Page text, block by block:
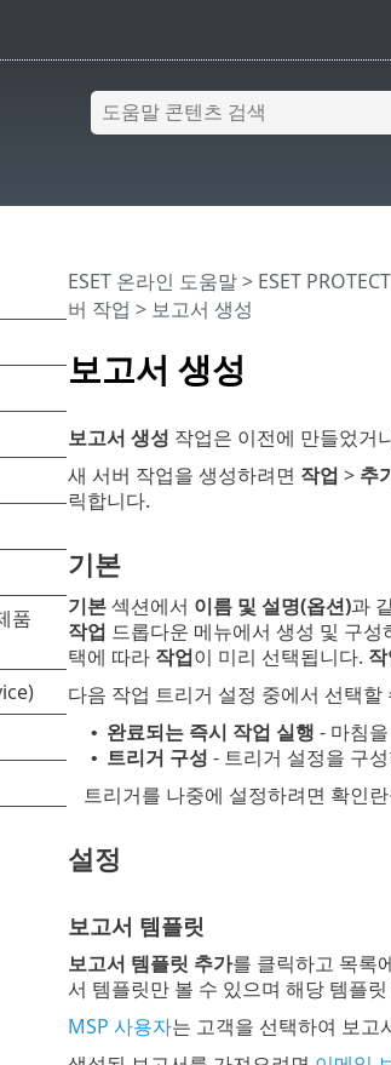
보고서 생성
ESET 온라인 도움말> ESET
버 작업 > 보고서 생성
보고서 생성 작업은 이전에 만들었거
새 서버 작업을 생성하려면 작업 > 추
릭합니다.
기본
기본섹션에서 이름 및 설명(옵션)과
작업 드롭다운 메뉴에서 생성 및 구
택에 따라 작업이 미리 선택됩니다.
다음 작업 트리거 설정 중에서 선택할
• 완료되는 즉시 작업 실행 - 마침
• 트리거 구성 - 트리거 설정을 구
트리거를 나중에 설정하려면 확인
설정
보고서 템플릿
보고서 템플릿 추가를 클릭하고 목록
서 템플릿만 볼 수 있으며 해당 템플
MSP 사용자는 고객을 선택하여 보고